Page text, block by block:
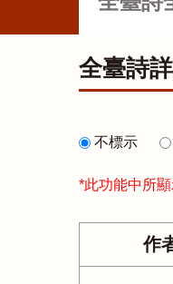
全臺詩
不標示
*此功能中所
作